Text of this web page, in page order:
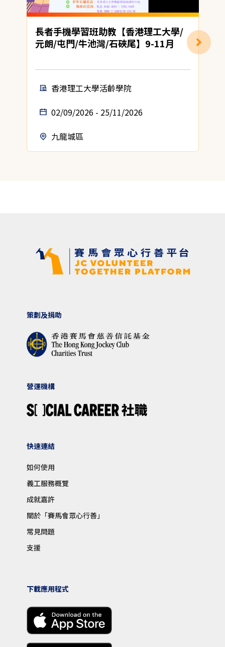
長者手機學習班助教【香港理工大學/
元朗/屯門/牛池灣/石硤尾】9-11月
香港理工大學活齡學院
02/09/2026 - 25/11/2026
九龍城區
策劃及捐助
營運機構
快速連結
如何使用
義工服務概覽
成就嘉許
關於「賽馬會眾心行善」
常見問題
支援
下載應用程式